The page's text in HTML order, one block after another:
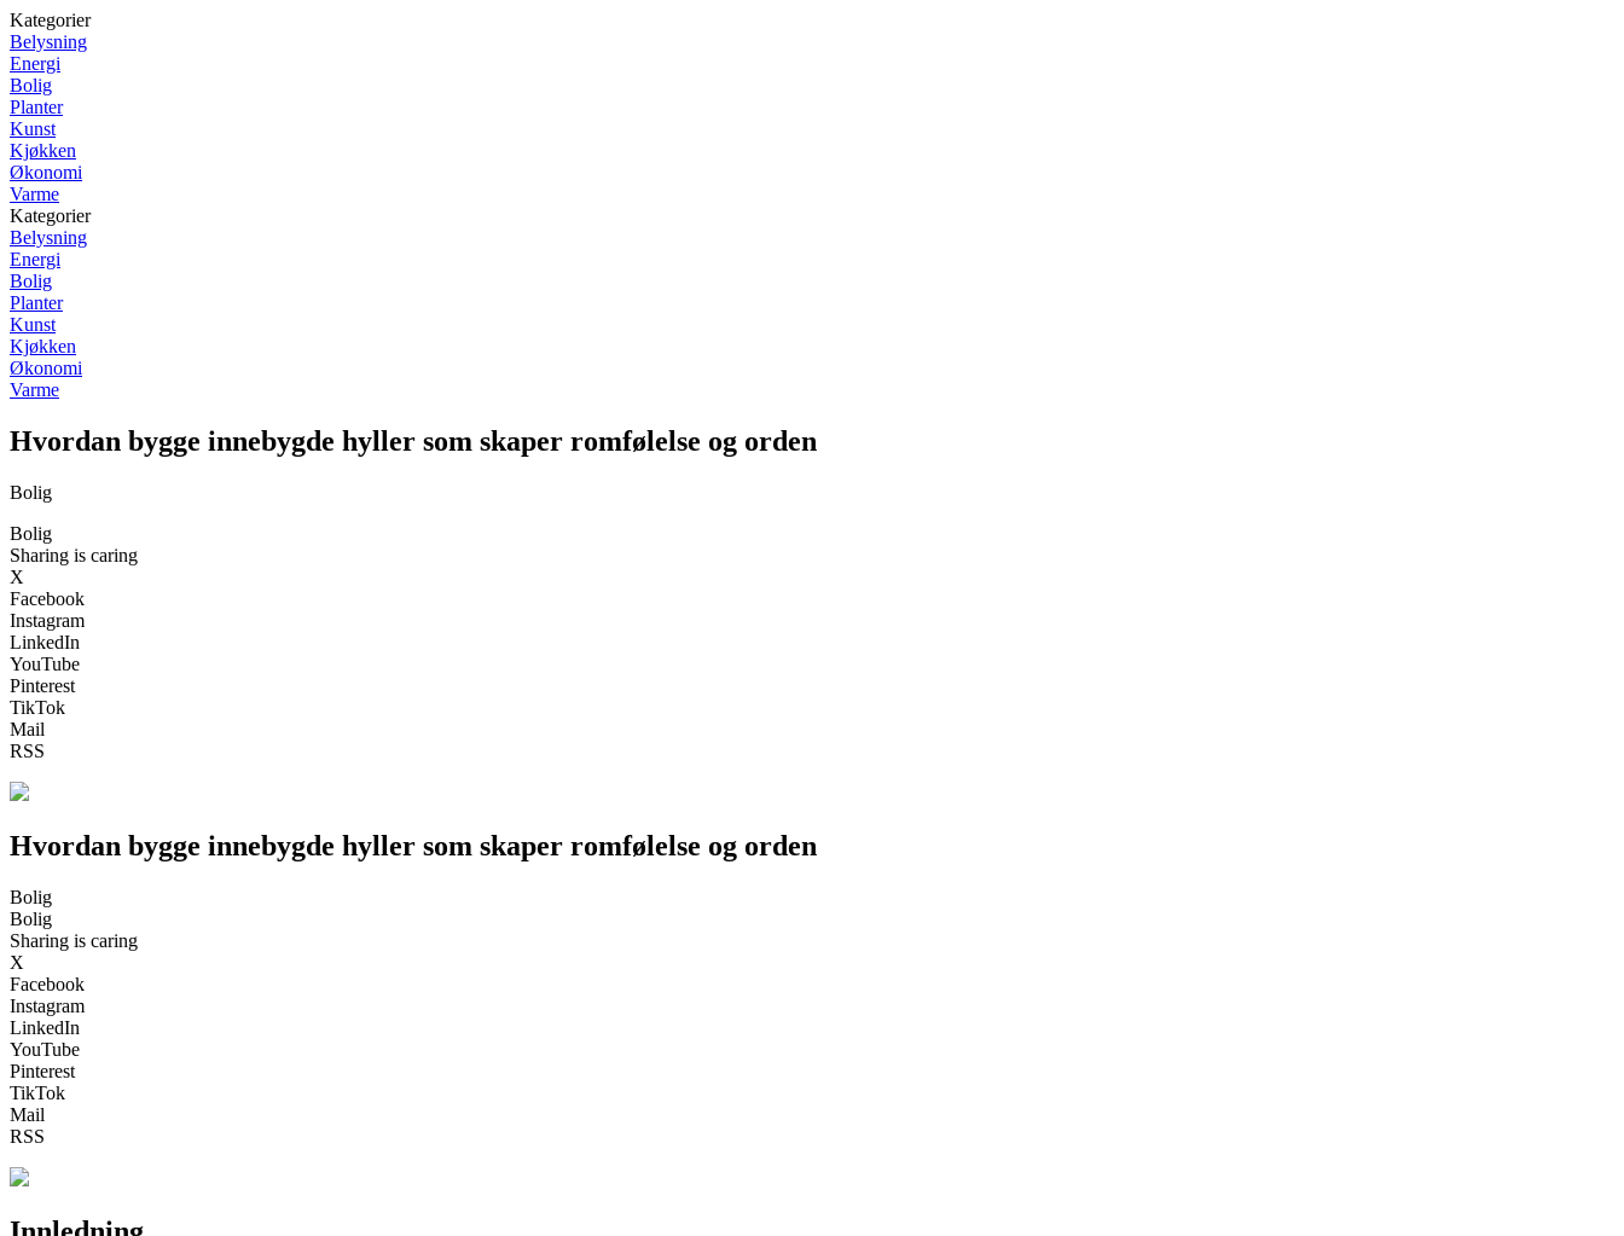
Kategorier
Belysning
Energi
Bolig
Planter
Kunst
Kjøkken
Økonomi
Varme
Kategorier
Belysning
Energi
Bolig
Planter
Kunst
Kjøkken
Økonomi
Varme
Hvordan bygge innebygde hyller som skaper romfølelse og orden
Bolig
Bolig
Sharing is caring
X
Facebook
Instagram
LinkedIn
YouTube
Pinterest
TikTok
Mail
RSS
Hvordan bygge innebygde hyller som skaper romfølelse og orden
Bolig
Bolig
Sharing is caring
X
Facebook
Instagram
LinkedIn
YouTube
Pinterest
TikTok
Mail
RSS